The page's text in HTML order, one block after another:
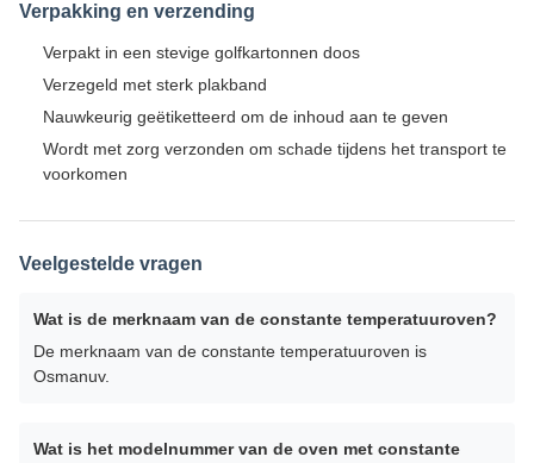
Verpakking en verzending
Verpakt in een stevige golfkartonnen doos
Verzegeld met sterk plakband
Nauwkeurig geëtiketteerd om de inhoud aan te geven
Wordt met zorg verzonden om schade tijdens het transport te
voorkomen
Veelgestelde vragen
Wat is de merknaam van de constante temperatuuroven?
De merknaam van de constante temperatuuroven is
Osmanuv.
Wat is het modelnummer van de oven met constante